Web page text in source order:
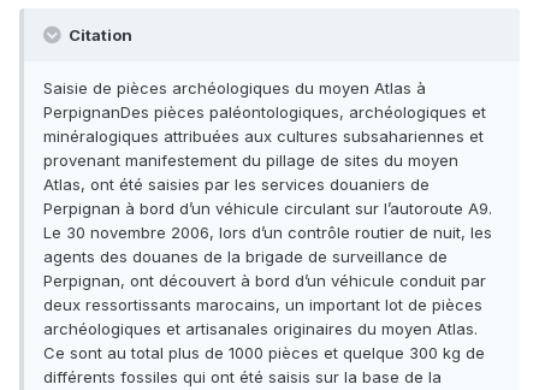
Citation
Saisie de pièces archéologiques du moyen Atlas à
PerpignanDes pièces paléontologiques, archéologiques et
minéralogiques attribuées aux cultures subsahariennes et
provenant manifestement du pillage de sites du moyen
Atlas, ont été saisies par les services douaniers de
Perpignan à bord d’un véhicule circulant sur l’autoroute A9.
Le 30 novembre 2006, lors d’un contrôle routier de nuit, les
agents des douanes de la brigade de surveillance de
Perpignan, ont découvert à bord d’un véhicule conduit par
deux ressortissants marocains, un important lot de pièces
archéologiques et artisanales originaires du moyen Atlas.
Ce sont au total plus de 1000 pièces et quelque 300 kg de
différents fossiles qui ont été saisis sur la base de la